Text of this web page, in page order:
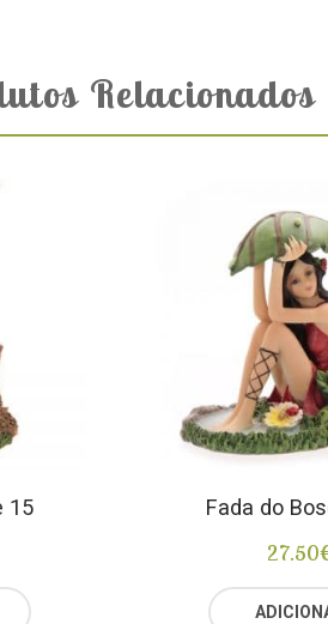
Relacionados
15 Fada do
27.50